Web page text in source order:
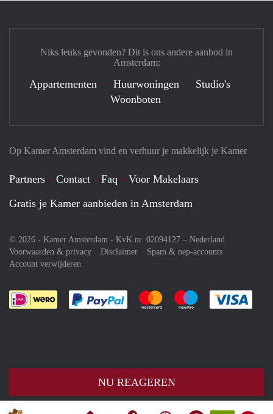
NU REAGEREN
Op Kamer Amsterdam vind en verhuur je makkelijk je Kamer
Partners Contact Faq
Voor Makelaars
Gratis je Kamer aanbieden in Amsterdam
© 2026 - Kamer Amsterdam - KvK nr. 02094127 – Nederland
Voorwaarden & privacy
Disclaimer
Spam & nep-accounts
Account verwijderen
Je rekent gemakkelijk af met Paypal
Je rekent gemakkelijk af met
Je rekent
Niks leuks gevonden? Dit is ons andere aanbod in
Amsterdam:
Appartementen Huurwoningen
Studio's
Woonboten